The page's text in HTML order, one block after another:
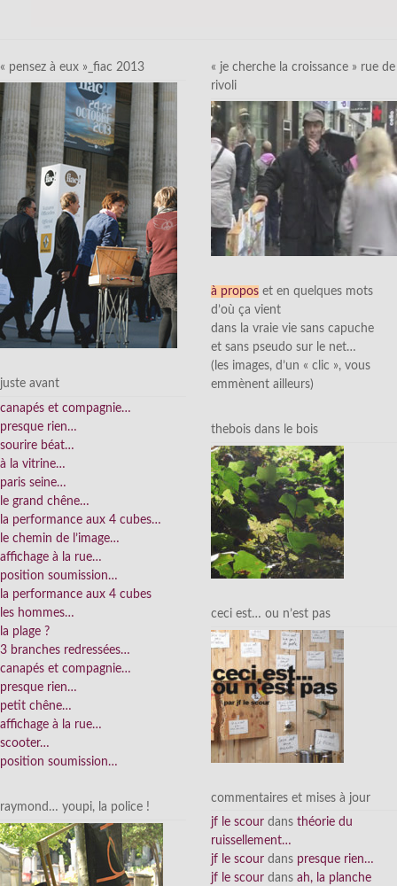
« pensez à eux »_fiac 2013
juste avant
canapés et compagnie…
presque rien…
sourire béat…
à la vitrine…
paris seine…
le grand chêne…
la performance aux 4 cubes…
le chemin de l’image…
affichage à la rue…
position soumission…
la performance aux 4 cubes
les hommes…
la plage ?
3 branches redressées…
canapés et compagnie…
presque rien…
petit chêne…
affichage à la rue…
scooter…
position soumission…
raymond… youpi, la police !
« je cherche la croissance » rue de
rivoli
à propos et en quelques mots
d’où ça vient
dans la vraie vie sans capuche
et sans pseudo sur le net…
(les images, d’un « clic », vous
emmènent ailleurs)
thebois dans le bois
ceci est… ou n’est pas
commentaires et mises à jour
jf le scour dans théorie du
ruissellement…
jf le scour dans presque rien…
jf le scour dans ah, la planche